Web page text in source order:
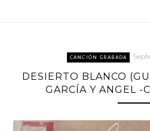
CANCIÓN GRABADA
DESIERTO BLANCO
GARCÍA Y ANGEL -